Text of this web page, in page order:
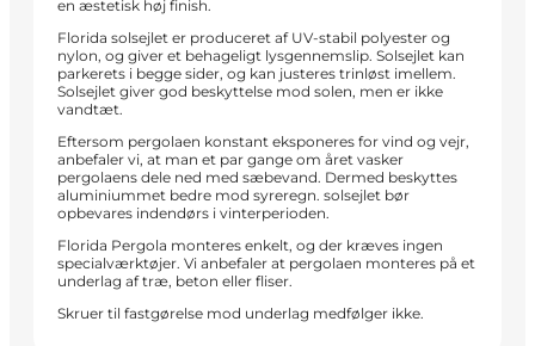
en æstetisk høj finish.
Florida solsejlet er produceret af UV-stabil polyester og
nylon, og giver et behageligt lysgennemslip. Solsejlet kan
parkerets i begge sider, og kan justeres trinløst imellem.
Solsejlet giver god beskyttelse mod solen, men er ikke
vandtæt.
Eftersom pergolaen konstant eksponeres for vind og vejr,
anbefaler vi, at man et par gange om året vasker
pergolaens dele ned med sæbevand. Dermed beskyttes
aluminiummet bedre mod syreregn. solsejlet bør
opbevares indendørs i vinterperioden.
Florida Pergola monteres enkelt, og der kræves ingen
specialværktøjer. Vi anbefaler at pergolaen monteres på et
underlag af træ, beton eller fliser.
Skruer til fastgørelse mod underlag medfølger ikke.